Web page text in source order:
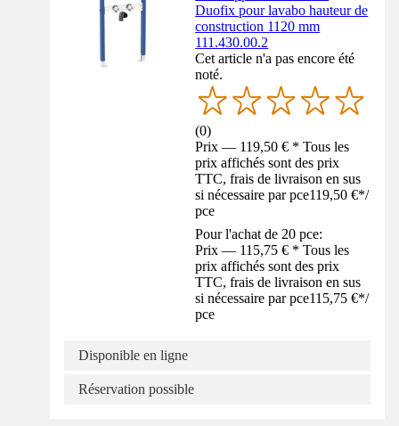
Duofix pour lavabo hauteur de
construction 1120 mm
111.430.00.2
Cet article n'a pas encore été
noté.
(0)
Prix — 119,50 € * Tous les
prix affichés sont des prix
TTC, frais de livraison en sus
si nécessaire par pce119,50 €*/
pce
Pour l'achat de 20 pce:
Prix — 115,75 € * Tous les
prix affichés sont des prix
TTC, frais de livraison en sus
si nécessaire par pce115,75 €*/
pce
Disponible en ligne
Réservation possible